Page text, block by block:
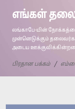
எங்கள்
லங்காபே-யின்
முன்னெடுக்கும்
அடைய
பிரதான பக்கம்